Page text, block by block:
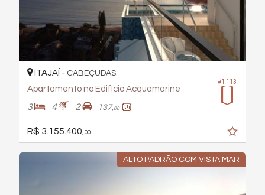
#1.113
ITAJAÍ - CABEÇUDAS
Apartamento no Edifício Acquamarine
3 4 2 137,00
R$ 3.155.400, 00
ALTO PADRÃO COM VISTA MAR